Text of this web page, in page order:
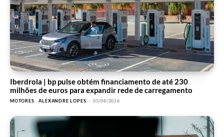
Iberdrola | bp pulse obtém financiamento de até 230
milhões de euros para expandir rede de carregamento
MOTORES ALEXANDRE LOPES - 05/08/2026